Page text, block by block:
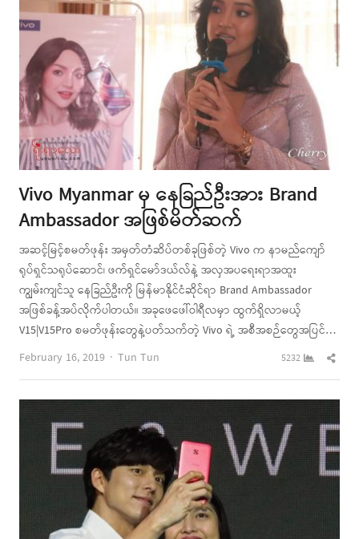
Vivo Myanmar မှ နေခြည်ဦးအား Brand
Ambassador အဖြစ်မိတ်ဆက်
အဆင့်မြင့်စမတ်ဖုန်း အမှတ်တံဆိပ်တစ်ခုဖြစ်တဲ့ Vivo က နာမည်ကျော်
ရုပ်ရှင်သရုပ်ဆောင်၊ ဖက်ရှင်မော်ဒယ်လ်နဲ့ အလှအပရေးရာအထူး
ကျွမ်းကျင်သူ နေခြည်ဦးကို မြန်မာနိုင်ငံဆိုင်ရာ Brand Ambassador
အဖြစ်ခန့်အပ်လိုက်ပါတယ်။ အခုဖေဖေါ်ဝါရီလမှာ ထွက်ရှိလာမယ့်
V15|V15Pro စမတ်ဖုန်းတွေနဲ့ပတ်သက်တဲ့ Vivo ရဲ့ အစီအစဉ်တွေအပြင်…
February 16, 2019
Author
Tun Tun 5232